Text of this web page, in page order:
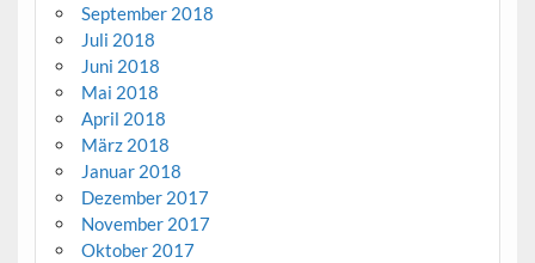
September 2018
Juli 2018
Juni 2018
Mai 2018
April 2018
März 2018
Januar 2018
Dezember 2017
November 2017
Oktober 2017